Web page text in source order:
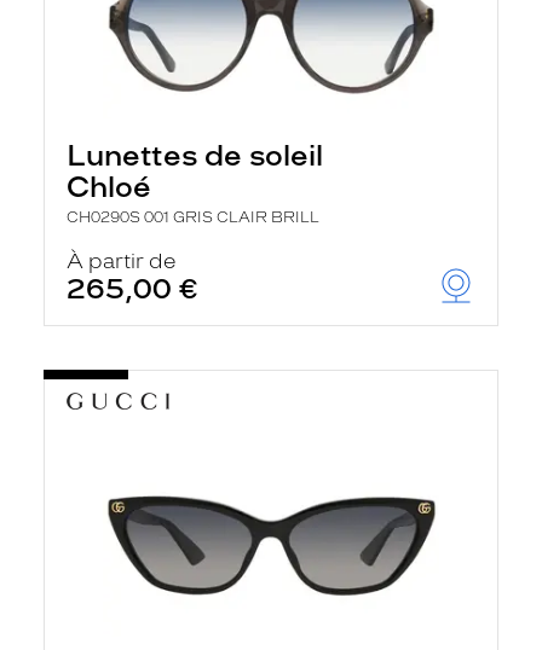
Lunettes de soleil
Chloé
CH0290S 001 GRIS CLAIR BRILL
À partir de
265,00 €